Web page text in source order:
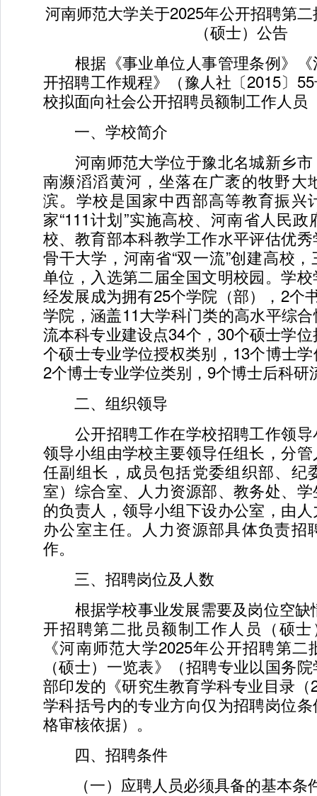
河南师范大学关于2025年公开招聘第
（硕士）公告
根据《事业单位人事管理条例》《
开招聘工作规程》（豫人社〔2015〕
校拟面向社会公开招聘员额制工作人员
一、学校简介
河南师范大学位于豫北名城新乡市
南濒滔滔黄河，坐落在广袤的牧野大
滨。学校是国家中西部高等教育振兴
家“111计划”实施高校、河南省人民
校、教育部本科教学工作水平评估优
骨干大学，河南省“双一流”创建高校
单位，入选第二届全国文明校园。学
经发展成为拥有25个学院（部），2个
学院，涵盖11大学科门类的高水平综
流本科专业建设点34个，30个硕士学
个硕士专业学位授权类别，13个博士
2个博士专业学位类别，9个博士后科研
二、组织领导
公开招聘工作在学校招聘工作领导
领导小组由学校主要领导任组长，分
任副组长，成员包括党委组织部、纪
室）综合室、人力资源部、教务处、
的负责人，领导小组下设办公室，由
办公室主任。人力资源部具体负责招
作。
三、招聘岗位及人数
根据学校事业发展需要及岗位空缺
开招聘第二批员额制工作人员（硕
《河南师范大学2025年公开招聘第
（硕士）一览表》（招聘专业以国务
部印发的《研究生教育学科专业目录
学科括号内的专业方向仅为招聘岗位
格审核依据）。
四、招聘条件
（一）应聘人员必须具备的基本条